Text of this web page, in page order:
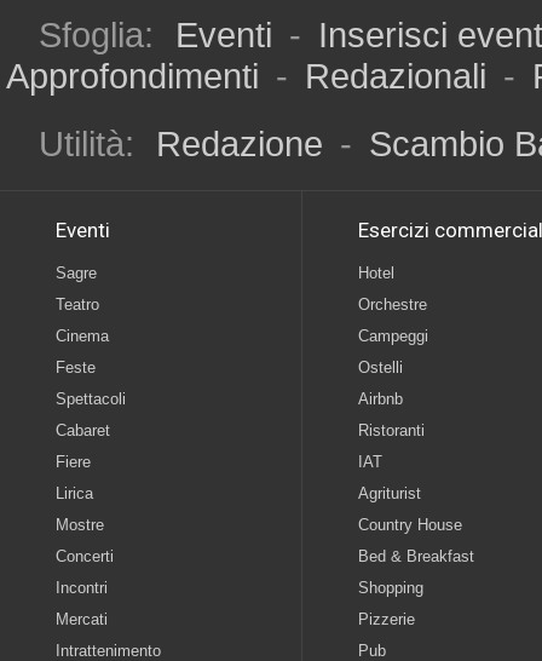
Sfoglia: Eventi - Inserisci
Approfondimenti - Redazionali -
Utilità:
Redazione - Scambio
Eventi
Sagre
Teatro
Cinema
Feste
Spettacoli
Cabaret
Fiere
Lirica
Mostre
Concerti
Incontri
Mercati
Intrattenimento
Esercizi
Hotel
Orchestre
Campeggi
Ostelli
Airbnb
Ristoranti
IAT
Agriturist
Country House
Bed & Breakfast
Shopping
Pizzerie
Pub